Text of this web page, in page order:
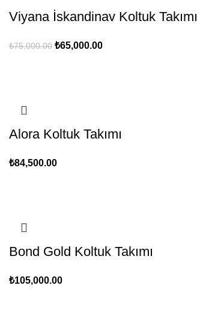
Viyana İskandinav Koltuk Takımı
₺75,000.00 Orijinal
₺65,000.00Şu
Alora Koltuk Takımı
₺84,500.00
Bond Gold Koltuk Takımı
₺105,000.00